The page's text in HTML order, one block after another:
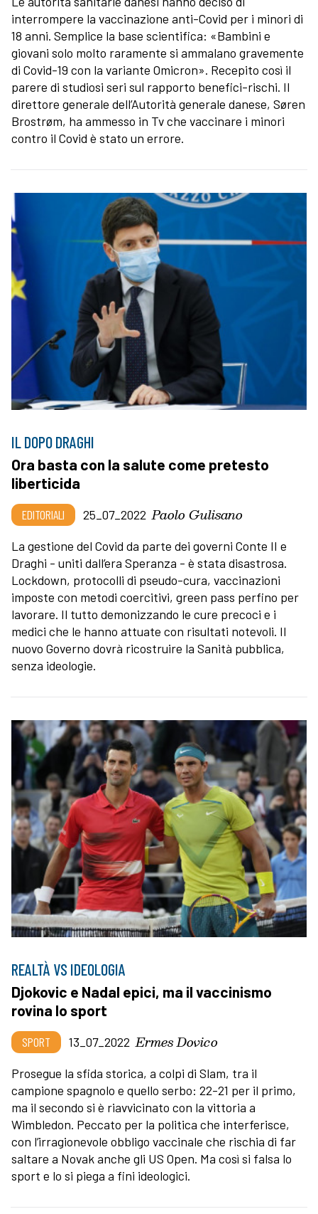
interrompere la vaccinazione anti-Covid per i minori di
18 anni. Semplice la base scientifica: «Bambini e
giovani solo molto raramente si ammalano gravemente
di Covid-19 con la variante Omicron». Recepito così il
parere di studiosi seri sul rapporto benefici-rischi. Il
direttore generale dell’Autorità generale danese, Søren
Brostrøm, ha ammesso in Tv che vaccinare i minori
contro il Covid è stato un errore.
IL DOPO DRAGHI
Ora basta con la salute come pretesto
liberticida
EDITORIALI 25_07_2022 Paolo Gulisano
La gestione del Covid da parte dei governi Conte II e
Draghi - uniti dall’era Speranza - è stata disastrosa.
Lockdown, protocolli di pseudo-cura, vaccinazioni
imposte con metodi coercitivi, green pass perfino per
lavorare. Il tutto demonizzando le cure precoci e i
medici che le hanno attuate con risultati notevoli. Il
nuovo Governo dovrà ricostruire la Sanità pubblica,
senza ideologie.
REALTÀ VS IDEOLOGIA
Djokovic e Nadal epici, ma il vaccinismo
rovina lo sport
SPORT 13_07_2022 Ermes Dovico
Prosegue la sfida storica, a colpi di Slam, tra il
campione spagnolo e quello serbo: 22-21 per il primo,
ma il secondo si è riavvicinato con la vittoria a
Wimbledon. Peccato per la politica che interferisce,
con l’irragionevole obbligo vaccinale che rischia di far
saltare a Novak anche gli US Open. Ma così si falsa lo
sport e lo si piega a fini ideologici.